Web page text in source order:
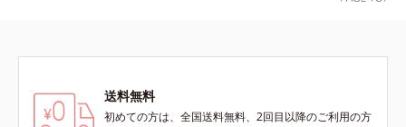
送料無料
初めての方は、全国送料無料、2回目以降のご利用の方